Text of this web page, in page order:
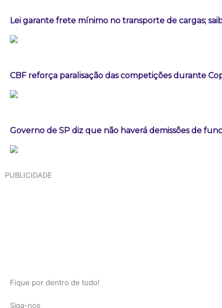
Lei garante frete mínimo no transporte de cargas;
CBF reforça paralisação das competições durante
Governo de SP diz que não haverá demissões de
PUBLICIDADE
Fique por dentro de tudo!
Siga-nos